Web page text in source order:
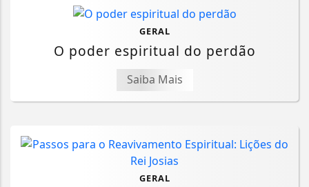
GERAL
O poder espiritual do perdão
Saiba Mais
GERAL